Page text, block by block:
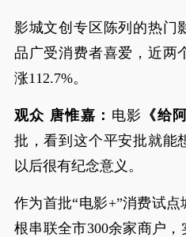
影城文创专区陈列的热门
品广受消费者喜爱，近两
涨112.7%。
观众 唐惟嘉： 电影 《给
批，看到这个平安批就能
以后很有纪念意义。
作为首批“电影+”消费试
根串联全市300余家商户，